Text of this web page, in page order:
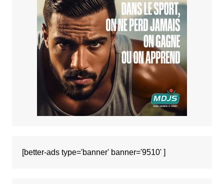
[better-ads type='banner' banner='9510' ]